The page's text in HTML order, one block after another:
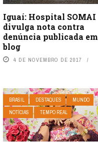
Iguaí: Hospital SOMAI
divulga nota contra
denúncia publicada em
blog
4 DE NOVEMBRO DE 2017
BRASIL DESTAQUES
MUNDO
NOTÍCIAS
TEMPO REAL